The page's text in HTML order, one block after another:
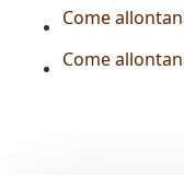
Come
Come